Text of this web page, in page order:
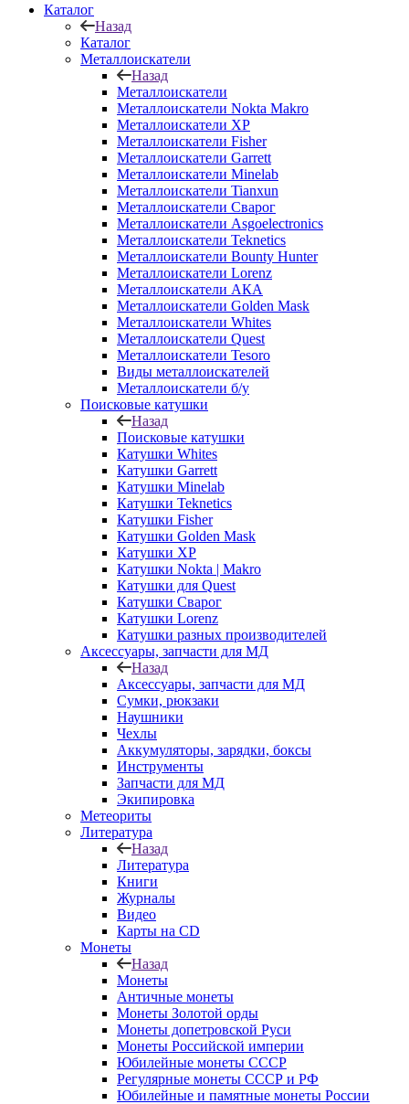
Каталог
Назад
Каталог
Металлоискатели
Назад
Металлоискатели
Металлоискатели Nokta Makro
Металлоискатели XP
Металлоискатели Fisher
Металлоискатели Garrett
Металлоискатели Minelab
Металлоискатели Tianxun
Металлоискатели Сварог
Металлоискатели Asgoelectronics
Металлоискатели Teknetics
Металлоискатели Bounty Hunter
Металлоискатели Lorenz
Металлоискатели АКА
Металлоискатели Golden Mask
Металлоискатели Whites
Металлоискатели Quest
Металлоискатели Tesoro
Виды металлоискателей
Металлоискатели б/у
Поисковые катушки
Назад
Поисковые катушки
Катушки Whites
Катушки Garrett
Катушки Minelab
Катушки Teknetics
Катушки Fisher
Катушки Golden Mask
Катушки XP
Катушки Nokta | Makro
Катушки для Quest
Катушки Сварог
Катушки Lorenz
Катушки разных производителей
Аксессуары, запчасти для МД
Назад
Аксессуары, запчасти для МД
Сумки, рюкзаки
Наушники
Чехлы
Аккумуляторы, зарядки, боксы
Инструменты
Запчасти для МД
Экипировка
Метеориты
Литература
Назад
Литература
Книги
Журналы
Видео
Карты на CD
Монеты
Назад
Монеты
Античные монеты
Монеты Золотой орды
Монеты допетровской Руси
Монеты Российской империи
Юбилейные монеты СССР
Регулярные монеты СССР и РФ
Юбилейные и памятные монеты России